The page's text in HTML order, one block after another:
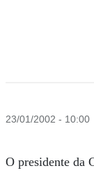
23/01/2002 - 10:00
O presidente da